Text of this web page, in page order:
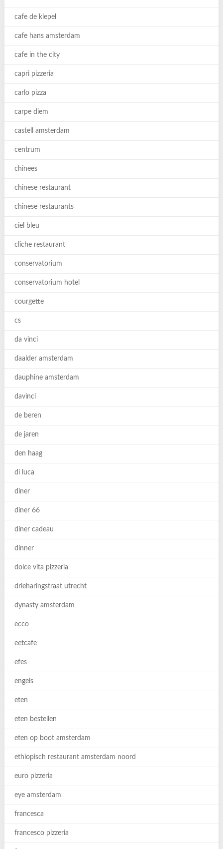
cafe de klepel
cafe hans amsterdam
cafe in the city
capri pizzeria
carlo pizza
carpe diem
castell amsterdam
centrum
chinees
chinese restaurant
chinese restaurants
ciel bleu
cliche restaurant
conservatorium
conservatorium hotel
courgette
cs
da vinci
daalder amsterdam
dauphine amsterdam
davinci
de beren
de jaren
den haag
di luca
diner
diner 66
diner cadeau
dinner
dolce vita pizzeria
drieharingstraat utrecht
dynasty amsterdam
ecco
eetcafe
efes
engels
eten
eten bestellen
eten op boot amsterdam
ethiopisch restaurant amsterdam noord
euro pizzeria
eye amsterdam
francesca
francesco pizzeria